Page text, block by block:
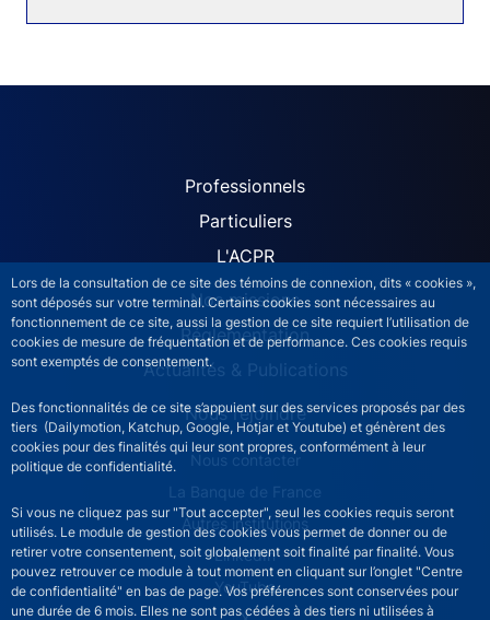
Lors de la consultation de ce site des témoins de connexion, dits « cookies »,
sont déposés sur votre terminal. Certains cookies sont nécessaires au
fonctionnement de ce site, aussi la gestion de ce site requiert l’utilisation de
cookies de mesure de fréquentation et de performance. Ces cookies requis
sont exemptés de consentement.
Des fonctionnalités de ce site s’appuient sur des services proposés par des
tiers (Dailymotion, Katchup, Google, Hotjar et Youtube) et génèrent des
cookies pour des finalités qui leur sont propres, conformément à leur
politique de confidentialité.
Si vous ne cliquez pas sur "Tout accepter", seul les cookies requis seront
utilisés. Le module de gestion des cookies vous permet de donner ou de
retirer votre consentement, soit globalement soit finalité par finalité. Vous
pouvez retrouver ce module à tout moment en cliquant sur l’onglet "Centre
de confidentialité" en bas de page. Vos préférences sont conservées pour
une durée de 6 mois. Elles ne sont pas cédées à des tiers ni utilisées à
ACPR site navigation
Professionnels
Particuliers
L'ACPR
Nos missions
Réglementation
Actualités & Publications
Nous rejoindre
ACPR footer secondary menu (French)
Nous contacter
La Banque de France
Autres institutions
LinkedIn
YouTube